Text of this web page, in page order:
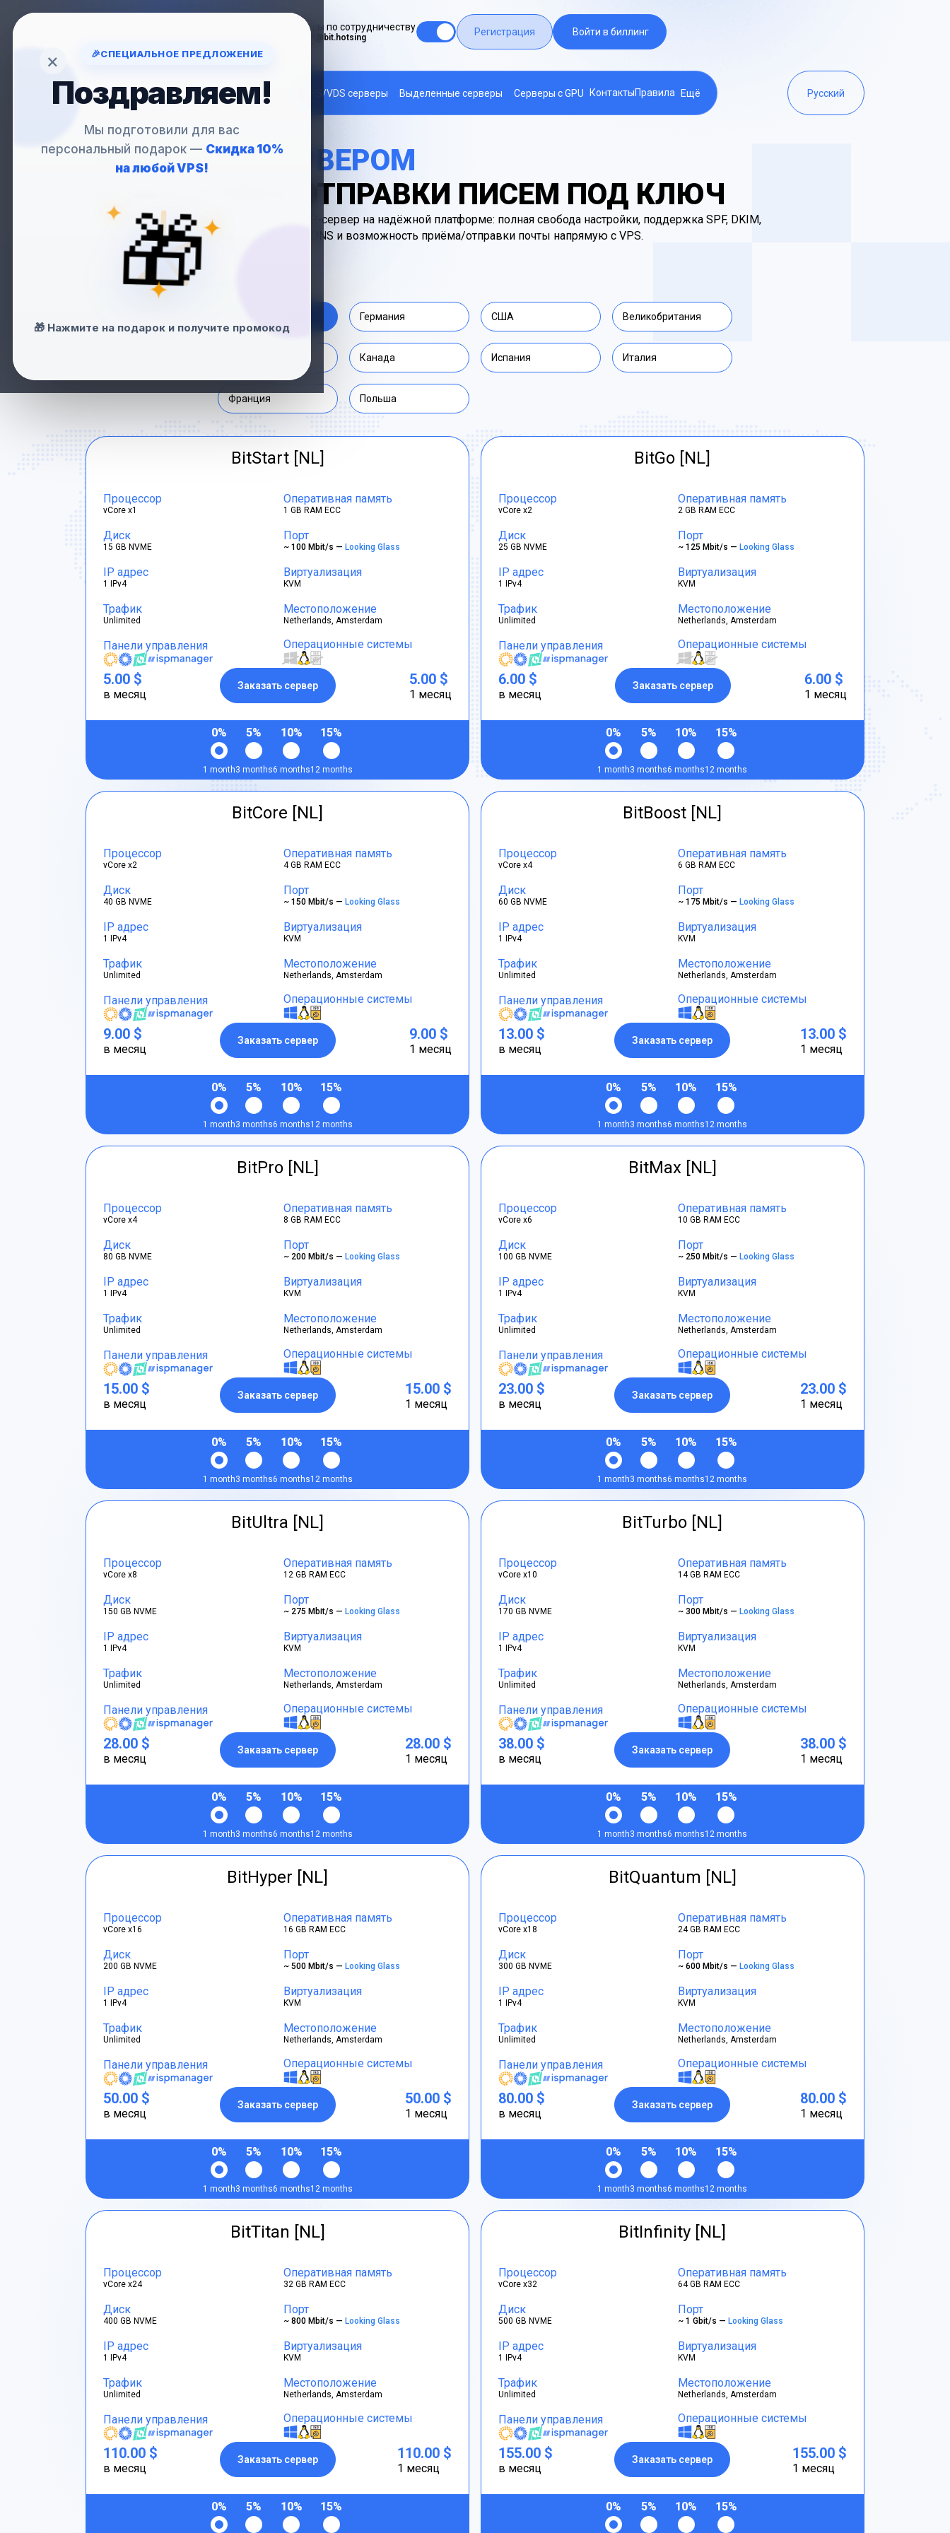
Вопросы по сотрудничеству
support@bit.hotsing Регистрация Войти в биллинг
VPS/VDS серверы Выделенные серверы Серверы с GPU КонтактыПравила Ещё Русский
VPSС SMTP-СЕРВЕРОМ
— НАСТРОЙКА ОТПРАВКИ ПИСЕМ ПОД КЛЮЧ
Размещайте свой SMTP-сервер на надёжной платформе: полная свобода настройки, поддержка SPF, DKIM,
rDNS и возможность приёма/отправки почты напрямую с VPS.
Германия США Великобритания
Канада Испания Италия
Франция Польша
BitStart [NL]
Процессор
vCore x1
Оперативная память
1 GB RAM ECC
Диск
15 GB NVME
Порт
~ 100 Mbit/s — Looking Glass
IP адрес
1 IPv4
Виртуализация
KVM
Трафик
Unlimited
Местоположение
Netherlands, Amsterdam
Панели управления Операционные системы
5.00 $
в месяц
Заказать сервер 5.00 $
1 месяц
0%
1 month
5%
3 months
10%
6 months
15%
12 months
BitGo [NL]
Процессор
vCore x2
Оперативная память
2 GB RAM ECC
Диск
25 GB NVME
Порт
~ 125 Mbit/s —Looking Glass
IP адрес
1 IPv4
Виртуализация
KVM
Трафик
Unlimited
Местоположение
Netherlands, Amsterdam
Панели управления Операционные системы
6.00 $
в месяц
Заказать сервер 6.00 $
1 месяц
0%
1 month
5%
3 months
10%
6 months
15%
12 months
BitCore [NL]
Процессор
vCore x2
Оперативная память
4 GB RAM ECC
Диск
40 GB NVME
Порт
~ 150 Mbit/s — Looking Glass
IP адрес
1 IPv4
Виртуализация
KVM
Трафик
Unlimited
Местоположение
Netherlands, Amsterdam
Панели управления Операционные системы
9.00 $
в месяц
Заказать сервер 9.00 $
1 месяц
0%
1 month
5%
3 months
10%
6 months
15%
12 months
BitBoost [NL]
Процессор
vCore x4
Оперативная память
6 GB RAM ECC
Диск
60 GB NVME
Порт
~ 175 Mbit/s —Looking Glass
IP адрес
1 IPv4
Виртуализация
KVM
Трафик
Unlimited
Местоположение
Netherlands, Amsterdam
Панели управления Операционные системы
13.00 $
в месяц
Заказать сервер 13.00 $
1 месяц
0%
1 month
5%
3 months
10%
6 months
15%
12 months
BitPro [NL]
Процессор
vCore x4
Оперативная память
8 GB RAM ECC
Диск
80 GB NVME
Порт
~ 200 Mbit/s — Looking Glass
IP адрес
1 IPv4
Виртуализация
KVM
Трафик
Unlimited
Местоположение
Netherlands, Amsterdam
Панели управления Операционные системы
15.00 $
в месяц
Заказать сервер 15.00 $
1 месяц
0%
1 month
5%
3 months
10%
6 months
15%
12 months
BitMax [NL]
Процессор
vCore x6
Оперативная память
10 GB RAM ECC
Диск
100 GB NVME
Порт
~ 250 Mbit/s —Looking Glass
IP адрес
1 IPv4
Виртуализация
KVM
Трафик
Unlimited
Местоположение
Netherlands, Amsterdam
Панели управления Операционные системы
23.00 $
в месяц
Заказать сервер 23.00 $
1 месяц
0%
1 month
5%
3 months
10%
6 months
15%
12 months
BitUltra [NL]
Процессор
vCore x8
Оперативная память
12 GB RAM ECC
Диск
150 GB NVME
Порт
~ 275 Mbit/s — Looking Glass
IP адрес
1 IPv4
Виртуализация
KVM
Трафик
Unlimited
Местоположение
Netherlands, Amsterdam
Панели управления Операционные системы
28.00 $
в месяц
Заказать сервер 28.00 $
1 месяц
0%
1 month
5%
3 months
10%
6 months
15%
12 months
BitTurbo [NL]
Процессор
vCore x10
Оперативная память
14 GB RAM ECC
Диск
170 GB NVME
Порт
~ 300 Mbit/s —Looking Glass
IP адрес
1 IPv4
Виртуализация
KVM
Трафик
Unlimited
Местоположение
Netherlands, Amsterdam
Панели управления Операционные системы
38.00 $
в месяц
Заказать сервер 38.00 $
1 месяц
0%
1 month
5%
3 months
10%
6 months
15%
12 months
BitHyper [NL]
Процессор
vCore x16
Оперативная память
16 GB RAM ECC
Диск
200 GB NVME
Порт
~ 500 Mbit/s — Looking Glass
IP адрес
1 IPv4
Виртуализация
KVM
Трафик
Unlimited
Местоположение
Netherlands, Amsterdam
Панели управления Операционные системы
50.00 $
в месяц
Заказать сервер 50.00 $
1 месяц
0%
1 month
5%
3 months
10%
6 months
15%
12 months
BitQuantum [NL]
Процессор
vCore x18
Оперативная память
24 GB RAM ECC
Диск
300 GB NVME
Порт
~ 600 Mbit/s —Looking Glass
IP адрес
1 IPv4
Виртуализация
KVM
Трафик
Unlimited
Местоположение
Netherlands, Amsterdam
Панели управления Операционные системы
80.00 $
в месяц
Заказать сервер 80.00 $
1 месяц
0%
1 month
5%
3 months
10%
6 months
15%
12 months
BitTitan [NL]
Процессор
vCore x24
Оперативная память
32 GB RAM ECC
Диск
400 GB NVME
Порт
~ 800 Mbit/s — Looking Glass
IP адрес
1 IPv4
Виртуализация
KVM
Трафик
Unlimited
Местоположение
Netherlands, Amsterdam
Панели управления Операционные системы
110.00 $
в месяц
Заказать сервер 110.00 $
1 месяц
0% 5% 10% 15%
BitInfinity [NL]
Процессор
vCore x32
Оперативная память
64 GB RAM ECC
Диск
500 GB NVME
Порт
~ 1 Gbit/s —Looking Glass
IP адрес
1 IPv4
Виртуализация
KVM
Трафик
Unlimited
Местоположение
Netherlands, Amsterdam
Панели управления Операционные системы
155.00 $
в месяц
Заказать сервер 155.00 $
1 месяц
0% 5% 10% 15%
× 🎉СПЕЦИАЛЬНОЕ ПРЕДЛОЖЕНИЕ
Поздравляем!
Мы подготовили для вас
персональный подарок — Скидка 10%
на любой VPS!
✦
✦
✦
🎁
🎁 Нажмите на подарок и получите промокод